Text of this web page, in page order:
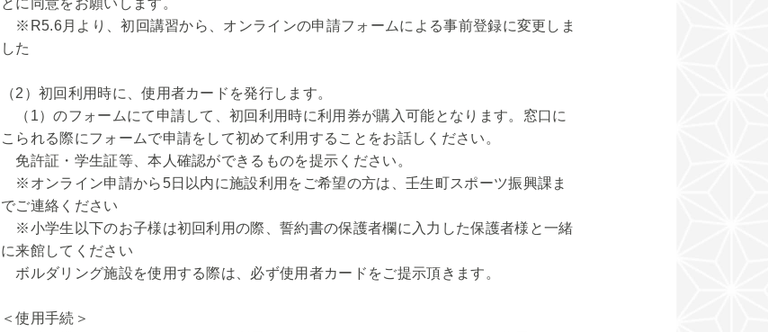
とに同意をお願いします。
※R5.6月より、初回講習から、オンラインの申請フォームによる事前登録に変更しま
した
（2）初回利用時に、使用者カードを発行します。
（1）のフォームにて申請して、初回利用時に利用券が購入可能となります。窓口に
こられる際にフォームで申請をして初めて利用することをお話しください。
免許証・学生証等、本人確認ができるものを提示ください。
※オンライン申請から5日以内に施設利用をご希望の方は、壬生町スポーツ振興課ま
でご連絡ください
※小学生以下のお子様は初回利用の際、誓約書の保護者欄に入力した保護者様と一緒
に来館してください
ボルダリング施設を使用する際は、必ず使用者カードをご提示頂きます。
＜使用手続＞